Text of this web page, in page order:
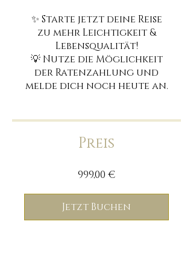
✨ Starte jetzt deine Reise
zu mehr Leichtigkeit &
Lebensqualität!
💡 Nutze die Möglichkeit
der Ratenzahlung und
Preis
999,00 €
Jetzt Buchen